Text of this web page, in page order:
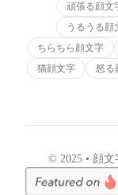
頑張る顔文
うるうる顔
ちらちら顔文字
猫顔文字
怒る
© 2025 • 顔文